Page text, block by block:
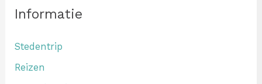
Informatie
Stedentrip
Reizen